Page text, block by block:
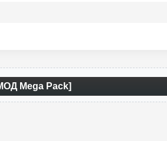
Mega Pack]